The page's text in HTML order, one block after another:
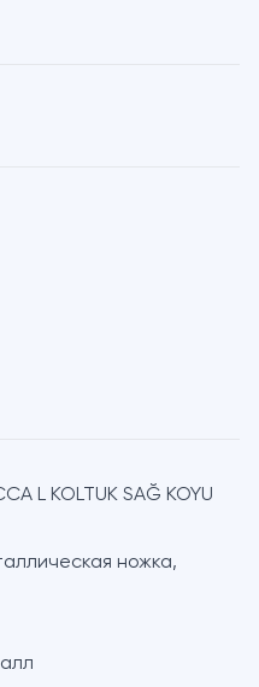
L KOLTUK SAĞ KOYU
ножка,